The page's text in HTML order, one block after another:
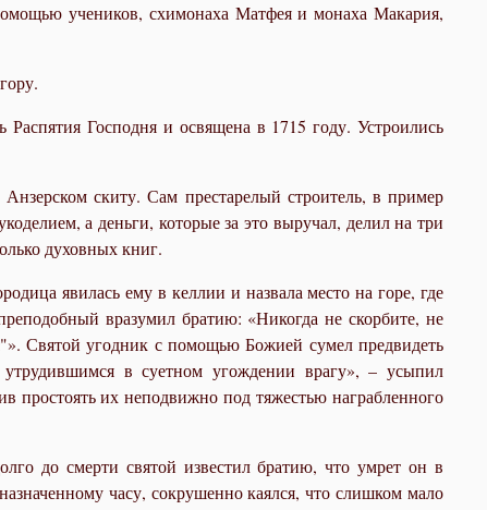
учеников, схимонаха Матфея и монаха Макария,
Господня и освящена в 1715 году. Устроились
скиту. Сам престарелый строитель, в пример
а деньги, которые за это выручал, делил на три
духовных книг.
явилась ему в келлии и назвала место на горе, где
вразумил братию: «Никогда не скорбите, не
Святой угодник с помощью Божией сумел предвидеть
в суетном угождении врагу», – усыпил
простоять их неподвижно под тяжестью награбленного
до смерти святой известил братию, что умрет он в
часу, сокрушенно каялся, что слишком мало